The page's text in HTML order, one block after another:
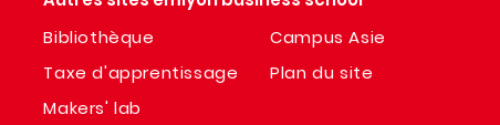
Bibliothèque
Taxe d'apprentissage
Makers' lab
Campus Asie
Plan du site